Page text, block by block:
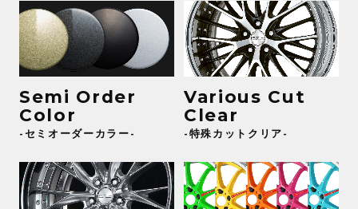
Semi Order
Color
-セミオーダーカラー-
Various Cut
Clear
-特殊カットクリア-